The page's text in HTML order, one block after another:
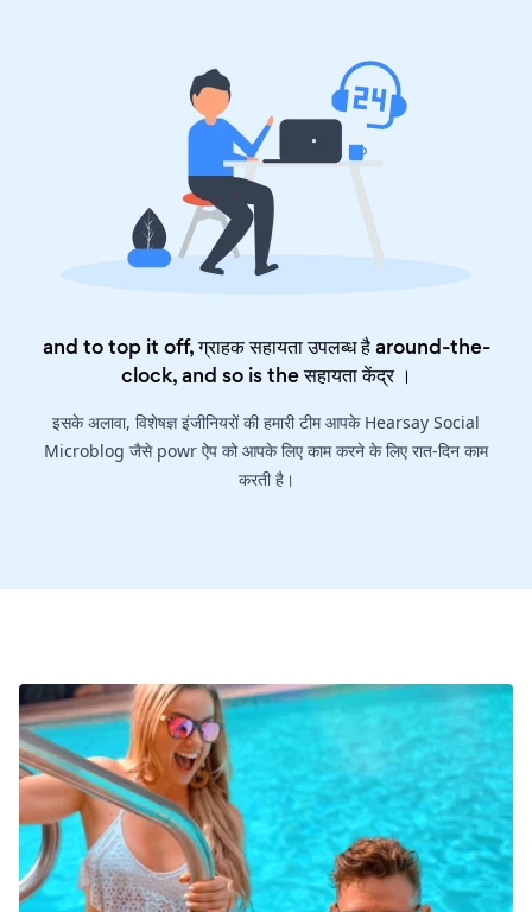
and to top it off, ग्राहक सहायता उपलब्ध है around-the-
clock, and so is theसहायता केंद्र।
इसके अलावा, विशेषज्ञ इंजीनियरों की हमारी टीम आपके Hearsay Social
Microblog जैसे powr ऐप को आपके लिए काम करने के लिए रात-दिन काम
करती है।